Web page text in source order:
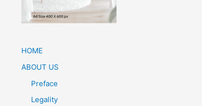
HOME
ABOUT US
Preface
Legality